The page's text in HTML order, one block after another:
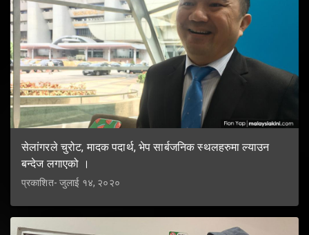
सेलांगरले चुरोट, मादक पदार्थ, भेप सार्बजनिक स्थलहरुमा ल्याउन
बन्देज लगाएको ।
प्रकाशित- जुलाई १४, २०२०